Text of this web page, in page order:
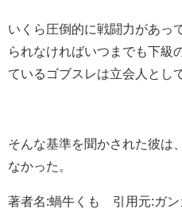
いくら圧倒的に戦闘力があっ
られなければいつまでも下級
ているゴブスレは立会人とし
そんな基準を聞かされた彼は
なかった。
著者名:蝸牛くも 引用元:ガン